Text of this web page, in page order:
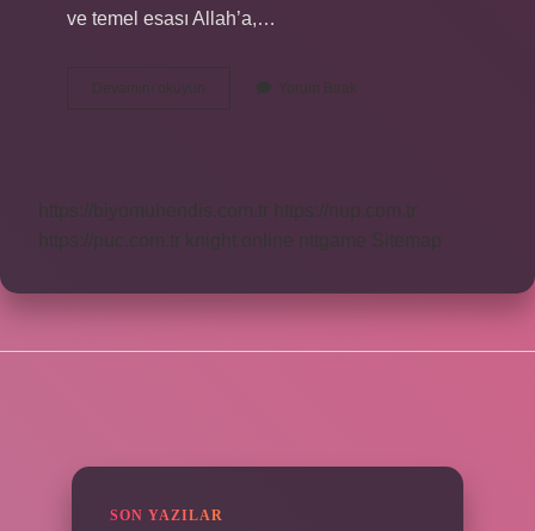
ve temel esası Allah’a,…
Yorum Bırak
https://biyomuhendis.com.tr
https://nup.com.tr
nttgame Sitemap
SON YAZILAR